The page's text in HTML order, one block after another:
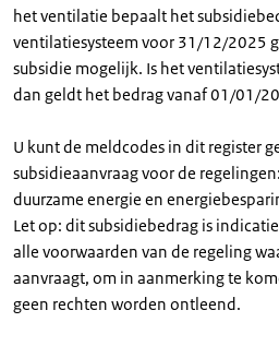
het ventilatie bepaalt het
ventilatiesysteem voor 31/12/2025
subsidie mogelijk. Is het
dan geldt het bedrag vanaf 01/01/
U kunt de meldcodes in dit register
subsidieaanvraag voor de
duurzame energie en
Let op: dit subsidiebedrag is
alle voorwaarden van de regeling
aanvraagt, om in aanmerking te
geen rechten worden ontleend.